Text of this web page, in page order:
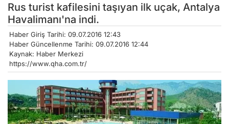
Rus turist kafilesini taşıyan ilk uçak, Antalya
Havalimanı'na indi.
Haber Giriş Tarihi: 09.07.2016 12:43
Haber Güncellenme Tarihi: 09.07.2016 12:44
Kaynak: Haber Merkezi
https://www.qha.com.tr/